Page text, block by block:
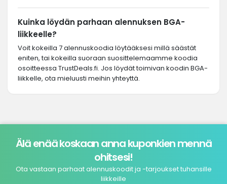
Kuinka löydän parhaan alennuksen BGA-
liikkeelle?
Voit kokeilla 7 alennuskoodia löytääksesi millä säästät
eniten, tai kokeilla suoraan suosittelemaamme koodia
osoitteessa TrustDeals.fi. Jos löydät toimivan koodin BGA-
liikkelle, ota mieluusti meihin yhteyttä.
Älä enää koskaan anna kuponkien mennä
ohitsesi!
Ota vastaan parhaat alennuskoodit ja -tarjoukset tuhansille
liikkeille